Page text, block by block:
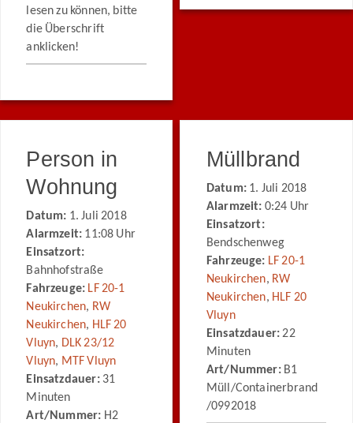
lesen zu können, bitte
die Überschrift
anklicken!
Person in
Wohnung
Datum: 1. Juli 2018
Alarmzeit: 11:08 Uhr
Einsatzort:
Bahnhofstraße
Fahrzeuge: LF 20-1
Neukirchen, RW
Neukirchen, HLF 20
Vluyn, DLK 23/12
Vluyn, MTF Vluyn
Einsatzdauer:31
Minuten
Art/Nummer: H2
Müllbrand
Datum:1. Juli 2018
Alarmzeit: 0:24 Uhr
Einsatzort:
Bendschenweg
Fahrzeuge: LF 20-1
Neukirchen, RW
Neukirchen, HLF 20
Vluyn
Einsatzdauer:22
Minuten
Art/Nummer:B1
Müll/Containerbrand
/0992018